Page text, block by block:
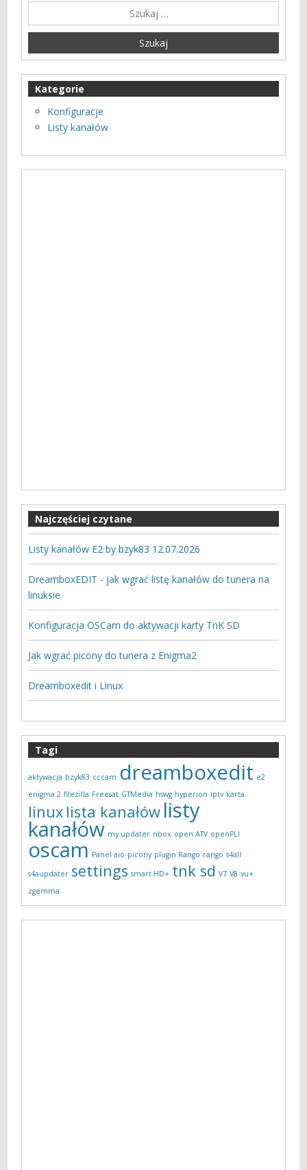
Kategorie
Konfiguracje
Listy kanałów
Najczęściej czytane
Listy kanałów E2 by bzyk83 12.07.2026
DreamboxEDIT - jak wgrać listę kanałów do tunera na
linuksie
Konfiguracja OSCam do aktywacji karty TnK SD
Jak wgrać picony do tunera z Enigma2
Dreamboxedit i Linux
Tagi
aktywacja bzyk83 cccam dreamboxedit e2
enigma 2 filezilla Freesat GTMedia hswg hyperion iptv karta
linux lista kanałów listy
kanałów my updater nbox open ATV openPLI
oscam Panel aio picony plugin Rango rango s4all
s4aupdater settings smart HD+ tnk sd V7 V8 vu+
zgemma